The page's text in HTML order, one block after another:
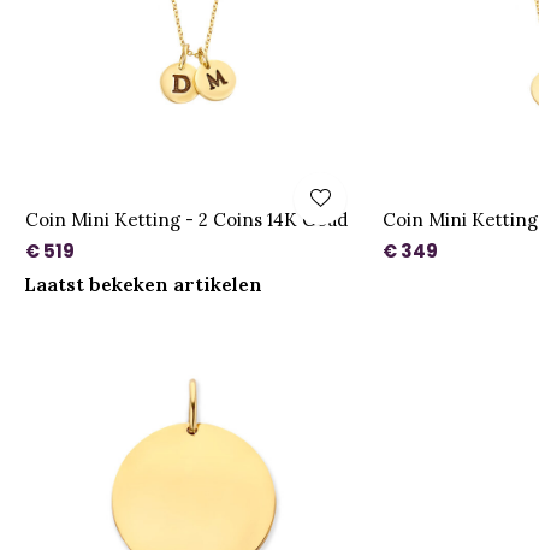
Coin Mini Ketting - 2 Coins 14K Goud
€ 519
Coin Mini Ketting
€ 349
Laatst bekeken artikelen